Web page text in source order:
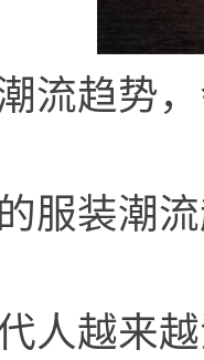
流趋势
服装潮
人越来